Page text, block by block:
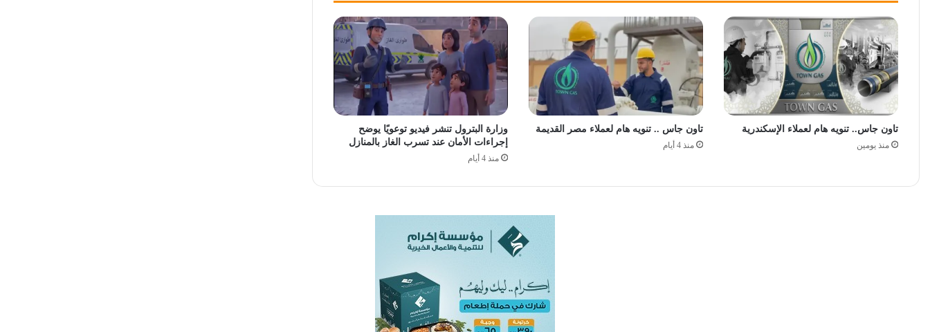
تاون جاس.. تنويه هام لعملاء الإسكندرية
منذ يومين
تاون جاس .. تنويه هام لعملاء مصر القديمة
منذ 4 أيام
وزارة البترول تنشر فيديو توعويًا يوضح
إجراءات الأمان عند تسرب الغاز بالمنازل
منذ 4 أيام